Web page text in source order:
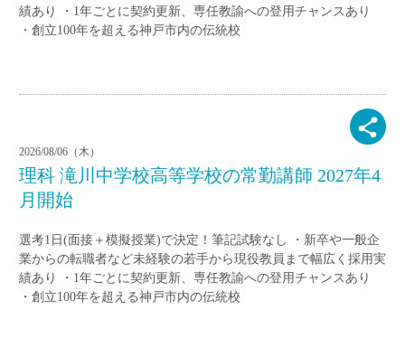
績あり ・1年ごとに契約更新、専任教諭への登用チャンスあり
・創立100年を超える神戸市内の伝統校
2026/08/06（木）
理科 滝川中学校高等学校の常勤講師 2027年4
月開始
選考1日(面接＋模擬授業)で決定！筆記試験なし ・新卒や一般企
業からの転職者など未経験の若手から現役教員まで幅広く採用実
績あり ・1年ごとに契約更新、専任教諭への登用チャンスあり
・創立100年を超える神戸市内の伝統校